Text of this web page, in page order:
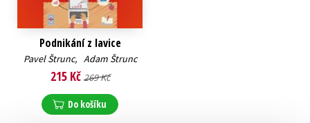
Podnikání z lavice
Pavel Štrunc, Adam Štrunc
215 Kč 269 Kč
Do košíku